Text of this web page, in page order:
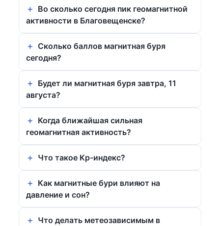
Во сколько сегодня пик геомагнитной
активности в Благовещенске?
Сколько баллов магнитная буря
сегодня?
Будет ли магнитная буря завтра, 11
августа?
Когда ближайшая сильная
геомагнитная активность?
Что такое Kp-индекс?
Как магнитные бури влияют на
давление и сон?
Что делать метеозависимым в